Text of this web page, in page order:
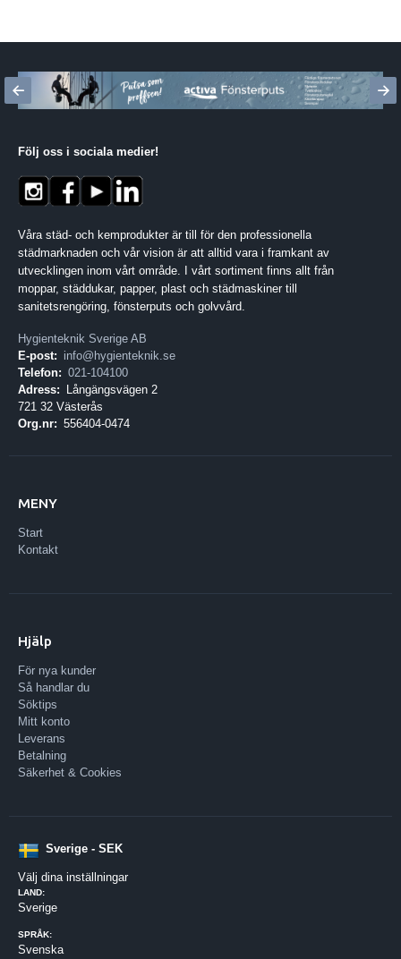
Följ oss i sociala medier!
Våra städ- och kemprodukter är till för den professionella
städmarknaden och vår vision är att alltid vara i framkant av
utvecklingen inom vårt område. I vårt sortiment finns allt från
moppar, städdukar, papper, plast och städmaskiner till
sanitetsrengöring, fönsterputs och golvvård.
Hygienteknik Sverige AB
E-post: info@hygienteknik.se
Telefon: 021-104100
Adress:
Långängsvägen 2
721 32 Västerås
Org.nr: 556404-0474
MENY
Start
Kontakt
Hjälp
För nya kunder
Så handlar du
Söktips
Mitt konto
Leverans
Betalning
Säkerhet & Cookies
Sverige - SEK
Välj dina inställningar
LAND:
Sverige
SPRÅK:
Svenska